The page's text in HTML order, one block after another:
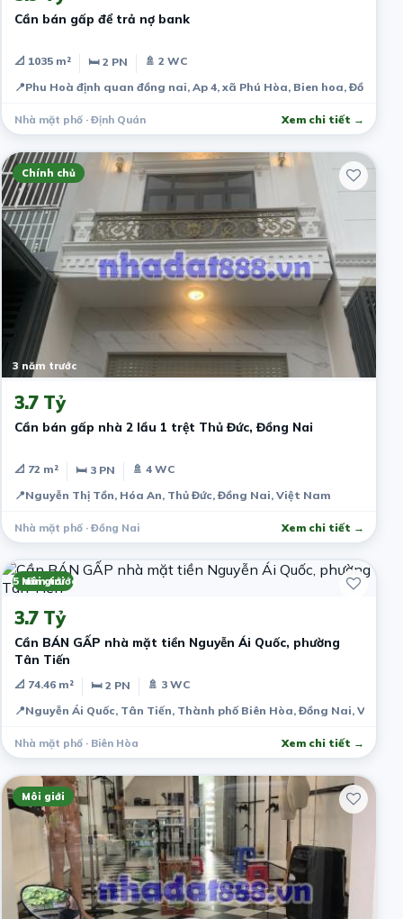
Cần bán gấp để trả nợ bank
📐 1035 m² 🛏 2 PN
🚿 2 WC
📍Phu Hoà định quan đồng nai, Ap 4, xã Phú Hòa, Bien hoa, Đồng
Nhà mặt phố · Định Quán Xem chi tiết →
Chính chủ
3 năm trước
3.7 Tỷ
Cần bán gấp nhà 2 lầu 1 trệt Thủ Đức, Đồng Nai
📐 72 m² 🛏 3 PN
🚿 4 WC
📍Nguyễn Thị Tồn, Hóa An, Thủ Đức, Đồng Nai, Việt Nam
Nhà mặt phố · Đồng Nai Xem chi tiết →
Môi giới
5 năm trước
3.7 Tỷ
Cần BÁN GẤP nhà mặt tiền Nguyễn Ái Quốc, phường
Tân Tiến
📐 74.46 m² 🛏 2 PN
🚿 3 WC
📍Nguyễn Ái Quốc, Tân Tiến, Thành phố Biên Hòa, Đồng Nai, Việt
Nhà mặt phố · Biên Hòa Xem chi tiết →
Môi giới